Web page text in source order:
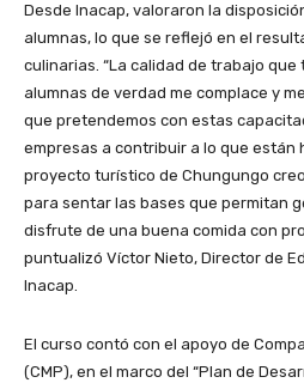
Desde Inacap, valoraron la
alumnas, lo que se reflejó en el
culinarias. “La calidad de trabajo
alumnas de verdad me complace y
que pretendemos con estas
empresas a contribuir a lo que están
proyecto turístico de Chungungo
para sentar las bases que permitan
disfrute de una buena comida con
puntualizó Víctor Nieto, Director de
Inacap.
El curso contó con el apoyo de
(CMP), en el marco del “Plan de